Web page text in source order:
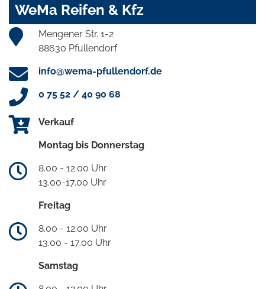
WeMa Reifen & Kfz
Mengener Str. 1-2
88630 Pfullendorf
info@wema-pfullendorf.de
0 75 52 / 40 90 68
Verkauf
Montag bis Donnerstag
8.00 - 12.00 Uhr
13.00-17.00 Uhr
Freitag
8.00 - 12.00 Uhr
13.00 - 17.00 Uhr
Samstag